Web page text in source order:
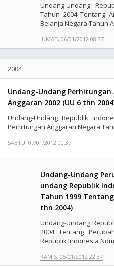
Undang-Undang
Tahun 2004 Tentang
Belanja Negara Tahun
JUMAT, 06/01/2012 08:37
2004
Undang-Undang
Anggaran 2002 (UU 6 thn
Undang-Undang Republik
Perhitungan Anggaran Negara
SABTU, 07/01/2012 00:37
Undang-Undang
undang Republik
Tahun 1999
thn 2004)
Undang-Undang
2004 Tentang
Republik Indonesia
KAMIS, 05/01/2012 22:37